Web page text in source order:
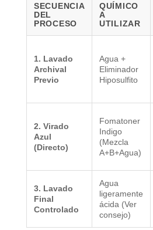
SECUENCIA
DEL
PROCESO
QUÍMICO
A
UTILIZAR
1. Lavado
Archival
Previo
Agua +
Eliminador
Hiposulfito
2. Virado
Azul
(Directo)
Fomatoner
Indigo
(Mezcla
A+B+Agua)
3. Lavado
Final
Controlado
Agua
ligeramente
ácida (Ver
consejo)